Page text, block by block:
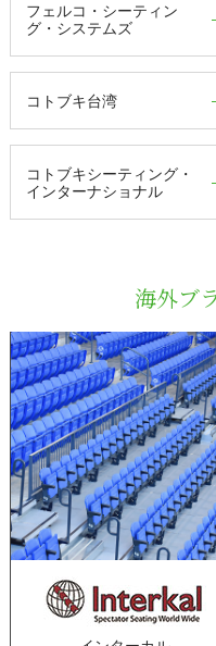
フェルコ・シーティン
グ・システムズ
コトブキ台湾
コトブキシーティング・
インターナショナル
海外ブ